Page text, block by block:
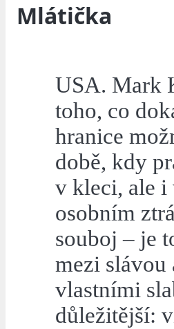
Mlátička
USA. Mark
toho, co
hranice
době, kdy
v kleci, ale i
osobním
souboj – je
mezi slávou
vlastními
důležitější: